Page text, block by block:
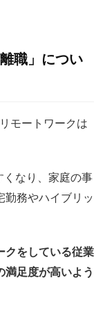
職」につい
モートワークは
くなり、家庭の事
勤務やハイブリッ
クをしている従業
満足度が高いよう